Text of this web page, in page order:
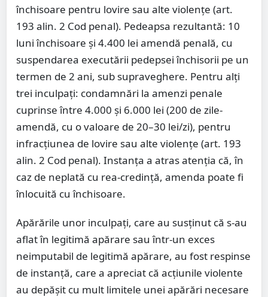
închisoare pentru lovire sau alte violențe (art.
193 alin. 2 Cod penal). Pedeapsa rezultantă: 10
luni închisoare și 4.400 lei amendă penală, cu
suspendarea executării pedepsei închisorii pe un
termen de 2 ani, sub supraveghere. Pentru alți
trei inculpați: condamnări la amenzi penale
cuprinse între 4.000 și 6.000 lei (200 de zile-
amendă, cu o valoare de 20–30 lei/zi), pentru
infracțiunea de lovire sau alte violențe (art. 193
alin. 2 Cod penal). Instanța a atras atenția că, în
caz de neplată cu rea-credință, amenda poate fi
înlocuită cu închisoare.
Apărările unor inculpați, care au susținut că s-au
aflat în legitimă apărare sau într-un exces
neimputabil de legitimă apărare, au fost respinse
de instanță, care a apreciat că acțiunile violente
au depășit cu mult limitele unei apărări necesare